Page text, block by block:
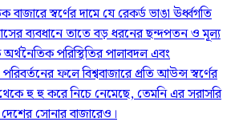
স্বর্ণের দামে যে রেকর্ড ভাঙা ঊর্ধ্বগতি
ব্যবধানে তাতে বড় ধরনের ছন্দপতন ও মূল্য
পরিস্থিতির পালাবদল এবং
ফলে বিশ্ববাজারে প্রতি আউন্স স্বর্ণের
হু হু করে নিচে নেমেছে, তেমনি এর সরাসরি
দেশের সোনার বাজারেও।